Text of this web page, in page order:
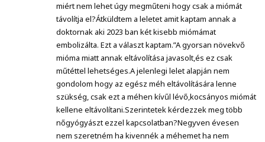
miért nem lehet úgy megműteni hogy csak a miómát
távolítja el?Átküldtem a leletet amit kaptam annak a
doktornak aki 2023 ban két kisebb miómámat
embolizálta. Ezt a választ kaptam.”A gyorsan növekvő
mióma miatt annak eltávolítása javasolt,és ez csak
műtéttel lehetséges.A jelenlegi lelet alapján nem
gondolom hogy az egész méh eltávolítására lenne
szükség, csak ezt a méhen kívűl lévő,kocsányos miómát
kellene eltávolítani.Szerintetek kérdezzek meg több
nőgyógyászt ezzel kapcsolatban?Negyven évesen
nem szeretném ha kivennék a méhemet ha nem